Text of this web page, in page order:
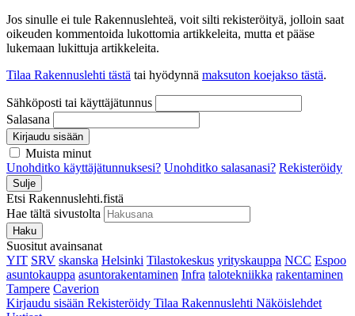
Jos sinulle ei tule Rakennuslehteä, voit silti rekisteröityä, jolloin saat
oikeuden kommentoida lukottomia artikkeleita, mutta et pääse
lukemaan lukittuja artikkeleita.
Tilaa Rakennuslehti tästä tai hyödynnä maksuton koejakso tästä.
Sähköposti tai käyttäjätunnus
Salasana
Kirjaudu sisään
Muista minut
Unohditko käyttäjätunnuksesi? Unohditko salasanasi? Rekisteröidy
Sulje
Etsi Rakennuslehti.fistä
Hae tältä sivustolta
Haku
Suositut avainsanat
YIT SRV skanska Helsinki Tilastokeskus yrityskauppa NCC Espoo
asuntokauppa asuntorakentaminen Infra talotekniikka rakentaminen
Tampere Caverion
Kirjaudu sisään Rekisteröidy Tilaa Rakennuslehti Näköislehdet